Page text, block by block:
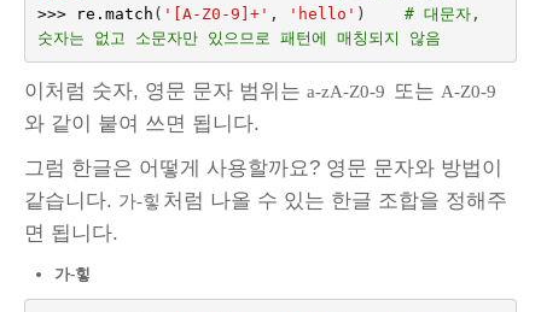
>>>
re . match ( '[A-Z0-9]+' , 'hello' )
# 대문자,
숫자는 없고 소문자만 있으므로 패턴에 매칭되지 않음
이처럼 숫자, 영문 문자 범위는 a-zA-Z0-9 또는 A-Z0-9
와 같이 붙여 쓰면 됩니다.
그럼 한글은 어떻게 사용할까요? 영문 문자와 방법이
같습니다. 가-힣 처럼 나올 수 있는 한글 조합을 정해주
면 됩니다.
가-힣